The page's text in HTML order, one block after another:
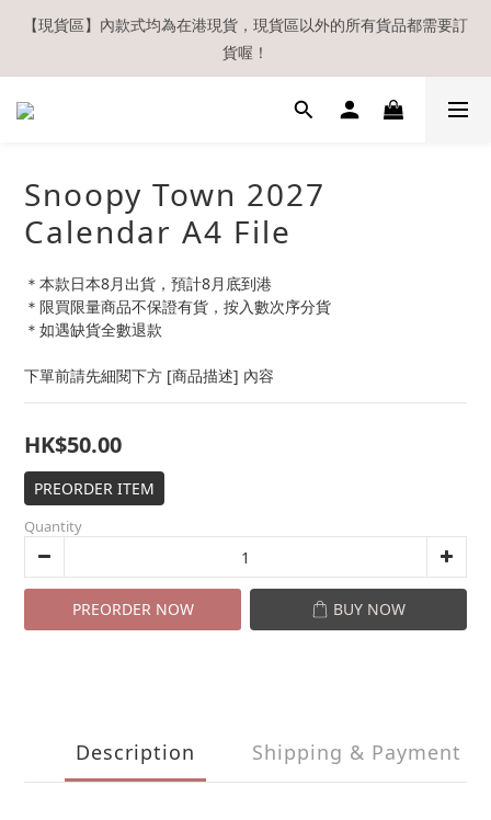
【現貨區】內款式均為在港現貨，現貨區以外的所有貨品都需要訂
貨喔！
【現貨區】內款式均為在港現貨，現貨區以外的所有貨品都需要訂
貨喔！
如欲享用會員優惠，註冊後請務必確認在『已登入狀態下』購物。
郵通知出貨，下單後敬請留意電郵信箱。
貨喔！
Snoopy Town 2027
Calendar A4 File
＊本款日本8月出貨，預計8月底到港
＊限買限量商品不保證有貨，按入數次序分貨
＊如遇缺貨全數退款
下單前請先細閱下方 [商品描述] 內容
HK$50.00
PREORDER ITEM
Quantity
PREORDER NOW BUY NOW
Description Shipping & Payment